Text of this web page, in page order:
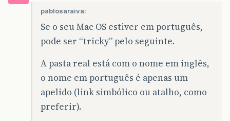
pablosaraiva:
Se o seu Mac OS estiver em português,
pode ser “tricky” pelo seguinte.
A pasta real está com o nome em inglês,
o nome em português é apenas um
apelido (link simbólico ou atalho, como
preferir).